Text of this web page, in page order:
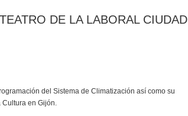
DE LA LABORAL CIUDAD
del Sistema de Climatización así como su
en Gijón.